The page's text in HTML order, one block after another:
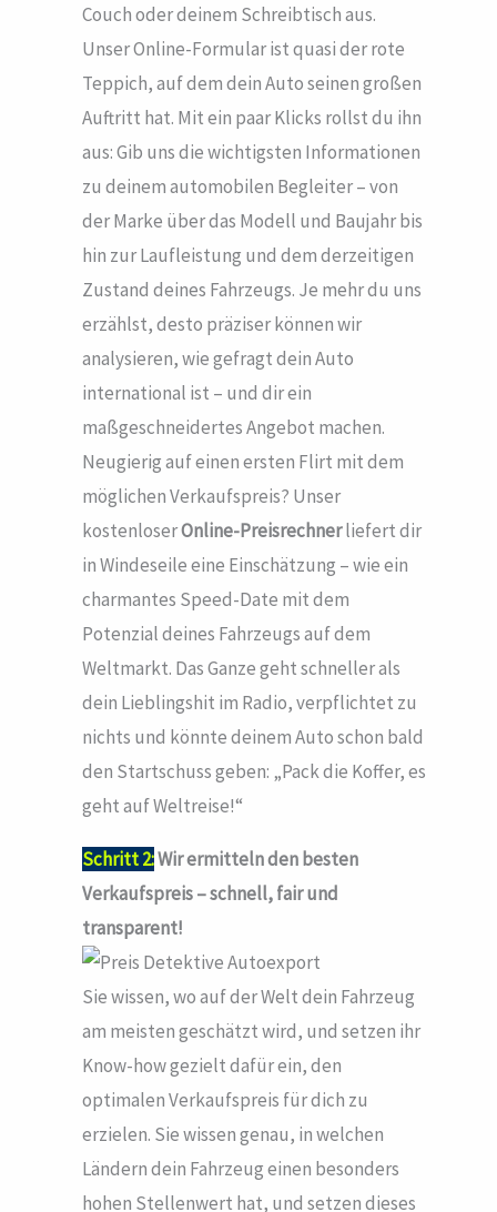
Couch oder deinem Schreibtisch aus.
Unser Online-Formular ist quasi der rote
Teppich, auf dem dein Auto seinen großen
Auftritt hat. Mit ein paar Klicks rollst du ihn
aus: Gib uns die wichtigsten Informationen
zu deinem automobilen Begleiter – von
der Marke über das Modell und Baujahr bis
hin zur Laufleistung und dem derzeitigen
Zustand deines Fahrzeugs. Je mehr du uns
erzählst, desto präziser können wir
analysieren, wie gefragt dein Auto
international ist – und dir ein
maßgeschneidertes Angebot machen.
Neugierig auf einen ersten Flirt mit dem
möglichen Verkaufspreis? Unser
kostenloserOnline-Preisrechnerliefert dir
in Windeseile eine Einschätzung – wie ein
charmantes Speed-Date mit dem
Potenzial deines Fahrzeugs auf dem
Weltmarkt. Das Ganze geht schneller als
dein Lieblingshit im Radio, verpflichtet zu
nichts und könnte deinem Auto schon bald
den Startschuss geben: „Pack die Koffer, es
geht auf Weltreise!“
Schritt 2:Wir ermitteln den besten
Verkaufspreis – schnell, fair und
transparent!
Sie wissen, wo auf der Welt dein Fahrzeug
am meisten geschätzt wird, und setzen ihr
Know-how gezielt dafür ein, den
optimalen Verkaufspreis für dich zu
erzielen. Sie wissen genau, in welchen
Ländern dein Fahrzeug einen besonders
hohen Stellenwert hat, und setzen dieses